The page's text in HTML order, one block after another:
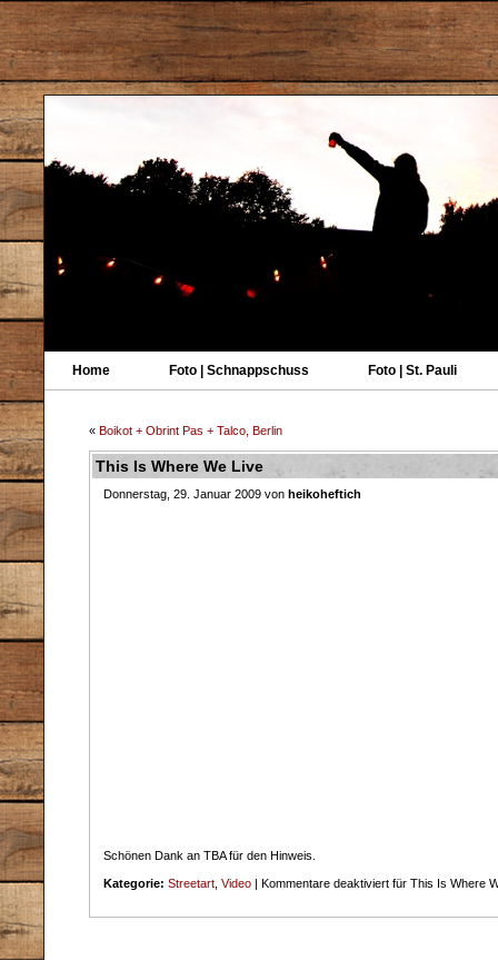
Home Foto | Schnappschuss Foto | St. Pauli
« Boikot + Obrint Pas + Talco, Berlin
This Is Where We Live
Donnerstag, 29. Januar 2009 von heikoheftich
Schönen Dank an TBA für den Hinweis.
Kategorie: Streetart Video | Kommentare deaktiviert für This Is Where